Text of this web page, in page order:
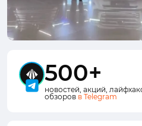
500+
новостей, акций,
обзоров в Telegram